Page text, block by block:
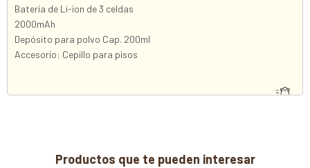
Batería de Li-ion de 3 celdas
2000mAh
Depósito para polvo Cap. 200ml
Accesorio: Cepillo para pisos
Productos que te pueden interesar